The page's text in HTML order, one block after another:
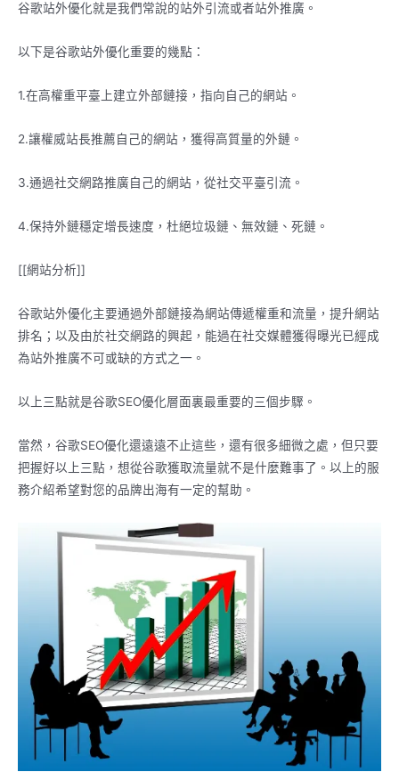
谷歌站外優化就是我們常說的站外引流或者站外推廣。
以下是谷歌站外優化重要的幾點：
1.在高權重平臺上建立外部鏈接，指向自己的網站。
2.讓權威站長推薦自己的網站，獲得高質量的外鏈。
3.通過社交網路推廣自己的網站，從社交平臺引流。
4.保持外鏈穩定增長速度，杜絕垃圾鏈、無效鏈、死鏈。
[[網站分析]]
谷歌站外優化主要通過外部鏈接為網站傳遞權重和流量，提升網站
排名；以及由於社交網路的興起，能過在社交媒體獲得曝光已經成
為站外推廣不可或缺的方式之一。
以上三點就是谷歌SEO優化層面裏最重要的三個步驟。
當然，谷歌SEO優化還遠遠不止這些，還有很多細微之處，但只要
把握好以上三點，想從谷歌獲取流量就不是什麼難事了。以上的服
務介紹希望對您的品牌出海有一定的幫助。